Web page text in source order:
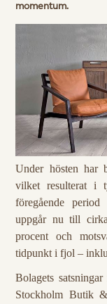
momentum.
Under hösten har
vilket resulterat i
föregående
uppgår nu till
procent och
tidpunkt i fjol –
Bolagets
Stockholm Butik